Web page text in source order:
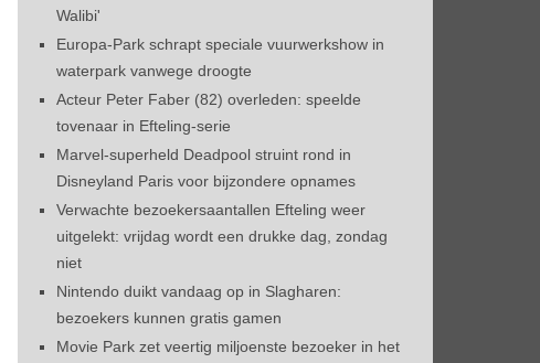
Walibi'
Europa-Park schrapt speciale vuurwerkshow in
waterpark vanwege droogte
Acteur Peter Faber (82) overleden: speelde
tovenaar in Efteling-serie
Marvel-superheld Deadpool struint rond in
Disneyland Paris voor bijzondere opnames
Verwachte bezoekersaantallen Efteling weer
uitgelekt: vrijdag wordt een drukke dag, zondag
niet
Nintendo duikt vandaag op in Slagharen:
bezoekers kunnen gratis gamen
Movie Park zet veertig miljoenste bezoeker in het